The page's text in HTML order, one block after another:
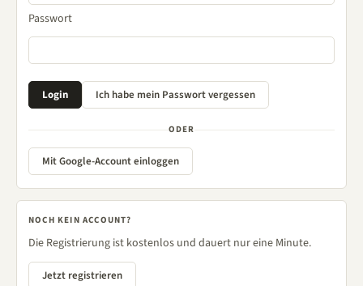
Passwort
ODER
Mit Google-Account einloggen
NOCH KEIN ACCOUNT?
Die Registrierung ist kostenlos und dauert nur eine Minute.
Jetzt registrieren